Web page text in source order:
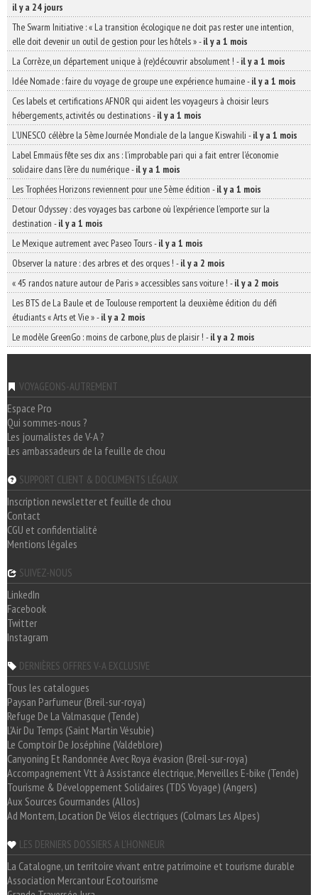
il y a 24 jours
The Swarm Initiative : « La transition écologique ne doit pas rester une intention,
elle doit devenir un outil de gestion pour les hôtels »-il y a 1 mois
La Corrèze, un département unique à (re)découvrir absolument ! -il y a 1 mois
Idée Nomade : faire du voyage de groupe une expérience humaine-il y a 1 mois
Ces labels et certifications AFNOR qui aident les voyageurs à choisir leurs
hébergements, activités ou destinations-il y a 1 mois
L’UNESCO célèbre la 5ème Journée Mondiale de la langue Kiswahili -il y a 1 mois
Label Emmaüs fête ses dix ans : l’improbable pari qui a fait entrer l’économie
solidaire dans l’ère du numérique-il y a 1 mois
Les Trophées Horizons reviennent pour une 5ème édition -il y a 1 mois
Detour Odyssey : des voyages bas carbone où l’expérience l’emporte sur la
destination -il y a 1 mois
Le Mexique autrement avec Paseo Tours-il y a 1 mois
Observer la nature : des arbres et des orques ! -il y a 2 mois
« 45 randos nature autour de Paris » accessibles sans voiture ! -il y a 2 mois
Les BTS de La Baule et de Toulouse remportent la deuxième édition du défi
étudiants « Arts et Vie »-il y a 2 mois
Le modèle GreenGo : moins de carbone, plus de plaisir ! -il y a 2 mois
VOYAGEONS-AUTREMENT
Espace Pro
Qui sommes-nous ?
Les journalistes de V-A ?
Les ambassadeurs de la feuille de chou
SUPPORT CLIENT & DOCUMENTS LÉGAUX
Inscription newsletter et feuille de chou
Contact
CGU et confidentialité
Mentions légales
SUIVEZ-NOUS
LinkedIn
Facebook
Twitter
Instagram
DERNIÈRES OFFRES V-A EXCLUSIVE
Tous les catalogues
Paysan Parfumeur (Breil-sur-roya)
Refuge De La Valmasque (Tende)
L'Air Du Temps (Saint Martin Vésubie)
Le Comptoir De Joséphine (Valdeblore)
Canyoning Et Randonnée Avec Roya évasion (Breil-sur-roya)
Accompagnement Vtt à Assistance électrique, Merveilles E-bike (Tende)
Tourisme & Développement Solidaires (TDS Voyage) (Angers)
Aux Sources Gourmandes (Allos)
Ad Montem, Location De Vélos électriques (Colmars Les Alpes)
LES DERNIERS DOSSIERS A L'HONNEUR
La Catalogne, un territoire vivant entre patrimoine et tourisme durable
Association Mercantour Ecotourisme